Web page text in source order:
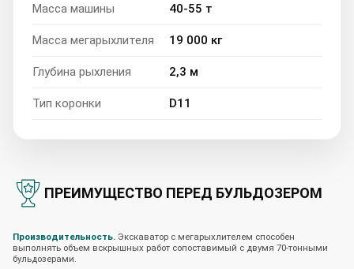
Масса машины 40-55 т
Масса мегарыхлителя 19 000 кг
Глубина рыхления 2,3 м
Тип коронки D11
ПРЕИМУЩЕСТВО ПЕРЕД БУЛЬДОЗЕРОМ
Производительность. Экскаватор с мегарыхлителем способен
выполнять объем вскрышных работ сопоставимый с двумя 70-тонными
бульдозерами.